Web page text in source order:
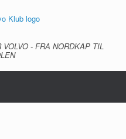
- FRA NORDKAP TIL